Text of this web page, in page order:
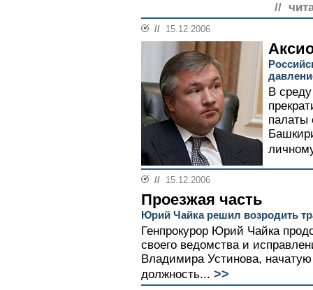
//
// 15.12.2006
В
палаты
// 15.12.2006
Проезжая часть
Юрий Чайка решил возродить
Генпрокурор Юрий Чайка
своего ведомства и
Владимира Устинова,
должность... >>